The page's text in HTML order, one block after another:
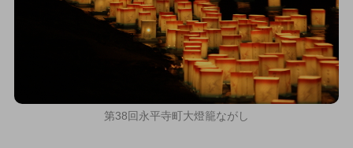
第38回永平寺町大燈籠ながし